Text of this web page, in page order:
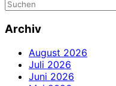
Archiv
August 2026
Juli 2026
Juni 2026